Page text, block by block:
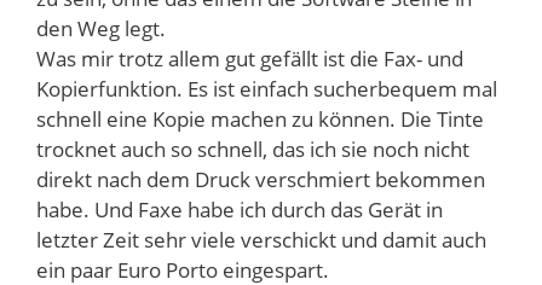
den Weg legt.
Was mir trotz allem gut gefällt ist die Fax- und
Kopierfunktion. Es ist einfach sucherbequem mal
schnell eine Kopie machen zu können. Die Tinte
trocknet auch so schnell, das ich sie noch nicht
direkt nach dem Druck verschmiert bekommen
habe. Und Faxe habe ich durch das Gerät in
letzter Zeit sehr viele verschickt und damit auch
ein paar Euro Porto eingespart.